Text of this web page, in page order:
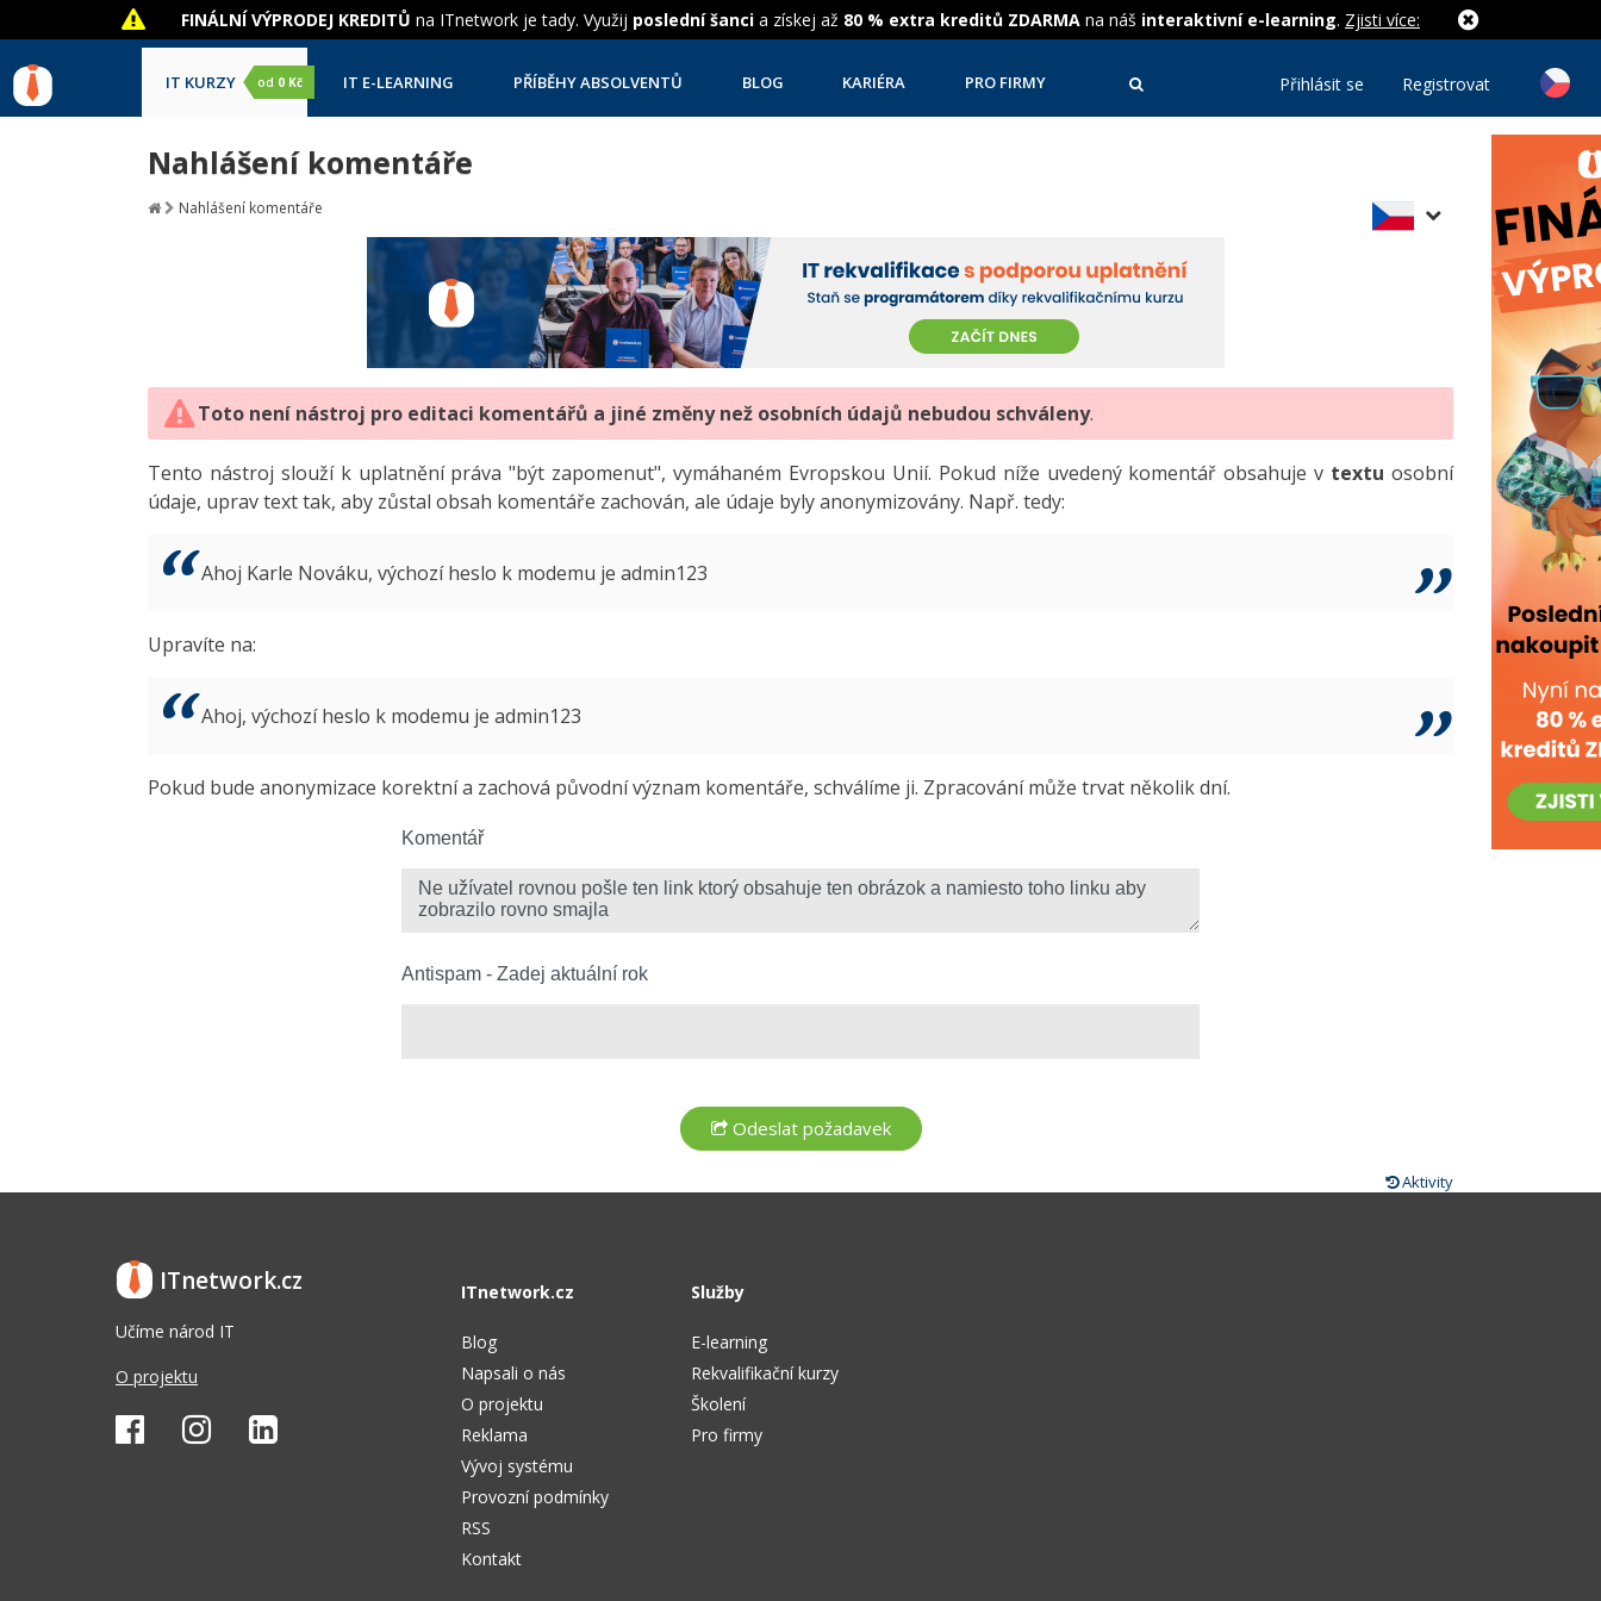
FINÁLNÍ VÝPRODEJ KREDITŮ na ITnetwork je tady. Využij poslední šanci a získej až 80 % extra kreditů ZDARMA na náš interaktivní e-learning. Zjisti více:
IT KURZY od 0 Kč IT E-LEARNING PŘÍBĚHY ABSOLVENTŮ BLOG KARIÉRA PRO FIRMY Přihlásit se Registrovat
Nahlášení komentáře
Nahlášení komentáře
Toto není nástroj pro editaci komentářů a jiné změny než osobních údajů nebudou schváleny.
Tento nástroj slouží k uplatnění práva "být zapomenut", vymáhaném Evropskou Unií. Pokud níže uvedený komentář obsahuje v textu osobní
údaje, uprav text tak, aby zůstal obsah komentáře zachován, ale údaje byly anonymizovány. Např. tedy:
Ahoj Karle Nováku, výchozí heslo k modemu je admin123
Upravíte na:
Ahoj, výchozí heslo k modemu je admin123
Pokud bude anonymizace korektní a zachová původní význam komentáře, schválíme ji. Zpracování může trvat několik dní.
Komentář
Antispam - Zadej aktuální rok
Aktivity
ITnetwork.cz
Učíme národ IT
O projektu
ITnetwork.cz
Blog
Napsali o nás
O projektu
Reklama
Vývoj systému
Provozní podmínky
RSS
Kontakt
Služby
E-learning
Rekvalifikační kurzy
Školení
Pro firmy